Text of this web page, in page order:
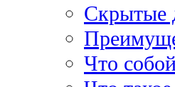
Скрытые
Что